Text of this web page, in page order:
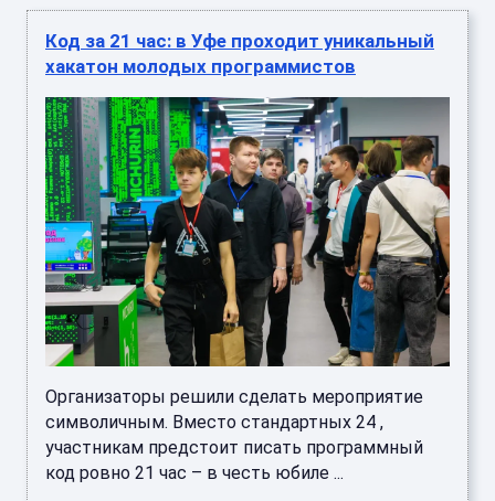
Код за 21 час: в Уфе проходит уникальный
хакатон молодых программистов
Организаторы решили сделать мероприятие
символичным. Вместо стандартных 24 ,
участникам предстоит писать программный
код ровно 21 час – в честь юбиле ...